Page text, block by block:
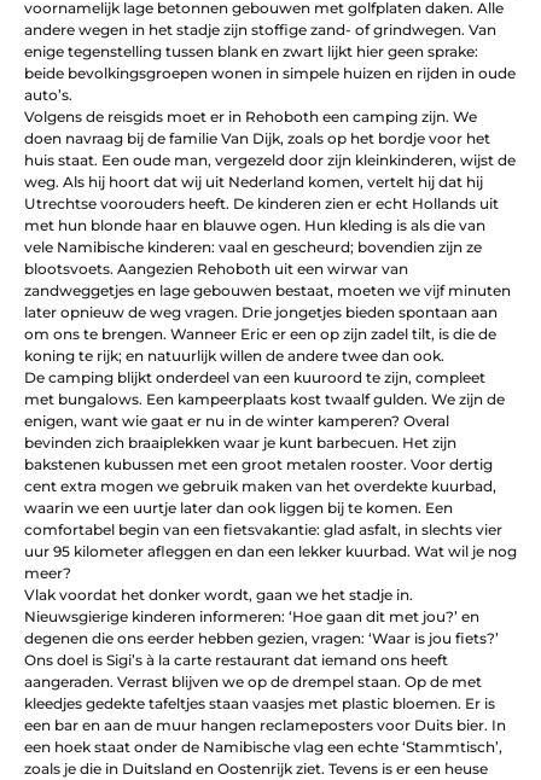
voornamelijk lage betonnen gebouwen met golfplaten daken. Alle
andere wegen in het stadje zijn stoffige zand- of grindwegen. Van
enige tegenstelling tussen blank en zwart lijkt hier geen sprake:
beide bevolkingsgroepen wonen in simpele huizen en rijden in oude
auto’s.
Volgens de reisgids moet er in Rehoboth een camping zijn. We
doen navraag bij de familie Van Dijk, zoals op het bordje voor het
huis staat. Een oude man, vergezeld door zijn kleinkinderen, wijst de
weg. Als hij hoort dat wij uit Nederland komen, vertelt hij dat hij
Utrechtse voorouders heeft. De kinderen zien er echt Hollands uit
met hun blonde haar en blauwe ogen. Hun kleding is als die van
vele Namibische kinderen: vaal en gescheurd; bovendien zijn ze
blootsvoets. Aangezien Rehoboth uit een wirwar van
zandweggetjes en lage gebouwen bestaat, moeten we vijf minuten
later opnieuw de weg vragen. Drie jongetjes bieden spontaan aan
om ons te brengen. Wanneer Eric er een op zijn zadel tilt, is die de
koning te rijk; en natuurlijk willen de andere twee dan ook.
De camping blijkt onderdeel van een kuuroord te zijn, compleet
met bungalows. Een kampeerplaats kost twaalf gulden. We zijn de
enigen, want wie gaat er nu in de winter kamperen? Overal
bevinden zich braaiplekken waar je kunt barbecuen. Het zijn
bakstenen kubussen met een groot metalen rooster. Voor dertig
cent extra mogen we gebruik maken van het overdekte kuurbad,
waarin we een uurtje later dan ook liggen bij te komen. Een
comfortabel begin van een fietsvakantie: glad asfalt, in slechts vier
uur 95 kilometer afleggen en dan een lekker kuurbad. Wat wil je nog
meer?
Vlak voordat het donker wordt, gaan we het stadje in.
Nieuwsgierige kinderen informeren: ‘Hoe gaan dit met jou?’ en
degenen die ons eerder hebben gezien, vragen: ‘Waar is jou fiets?’
Ons doel is Sigi’s à la carte restaurant dat iemand ons heeft
aangeraden. Verrast blijven we op de drempel staan. Op de met
kleedjes gedekte tafeltjes staan vaasjes met plastic bloemen. Er is
een bar en aan de muur hangen reclameposters voor Duits bier. In
een hoek staat onder de Namibische vlag een echte ‘Stammtisch’,
zoals je die in Duitsland en Oostenrijk ziet. Tevens is er een heuse